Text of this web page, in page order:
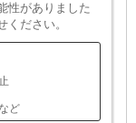
性がありました
ください。
ど